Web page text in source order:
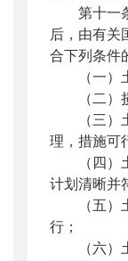
第十一条
后，由有关
合下列条件
（一）土
（二）损
（三）土
理，措施可
（四）土
计划清晰并
（五）土
行；
（六）土